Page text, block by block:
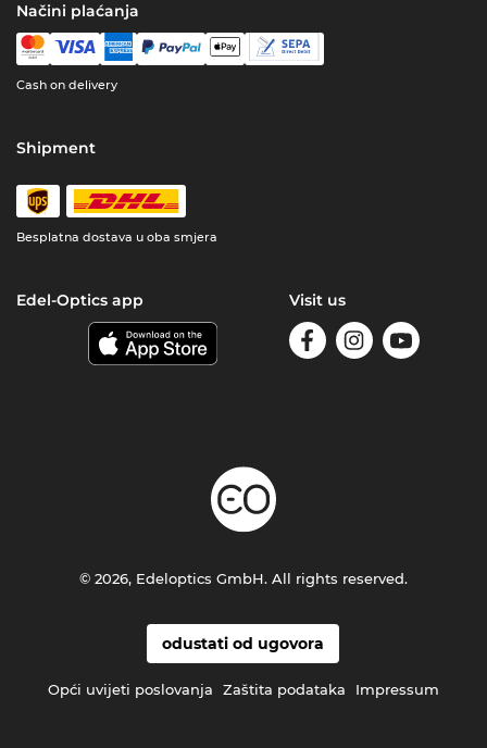
Načini plaćanja
Cash on delivery
Shipment
Besplatna dostava u oba smjera
Edel-Optics app Visit us
odustati od ugovora
Opći uvijeti poslovanja Zaštita podataka Impressum
© 2026, Edeloptics GmbH. All rights reserved.